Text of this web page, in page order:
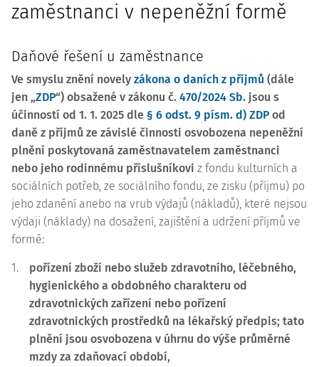
zaměstnanci v nepeněžní formě
Daňové řešení u zaměstnance
Ve smyslu znění novely zákona o daních z příjmů (dále
jen „ZDP“) obsažené v zákonu č. 470/2024 Sb. jsou s
účinností od 1. 1. 2025 dle § 6 odst. 9 písm. d) ZDP od
daně z příjmů ze závislé činnosti osvobozena nepeněžní
plnění poskytovaná zaměstnavatelem zaměstnanci
nebo jeho rodinnému příslušníkovi z fondu kulturních a
sociálních potřeb, ze sociálního fondu, ze zisku (příjmu) po
jeho zdanění anebo na vrub výdajů (nákladů), které nejsou
výdaji (náklady) na dosažení, zajištění a udržení příjmů ve
formě:
1.
pořízení zboží nebo služeb zdravotního, léčebného,
hygienického a obdobného charakteru od
zdravotnických zařízení nebo pořízení
zdravotnických prostředků na lékařský předpis; tato
plnění jsou osvobozena v úhrnu do výše průměrné
mzdy za zdaňovací období,